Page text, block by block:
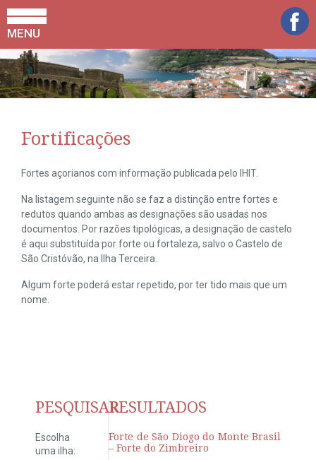
MENU
Fortificações
Fortes açorianos com informação publicada pelo IHIT.
Na listagem seguinte não se faz a distinção entre fortes e
redutos quando ambas as designações são usadas nos
documentos. Por razões tipológicas, a designação de castelo
é aqui substituída por forte ou fortaleza, salvo o Castelo de
São Cristóvão, na Ilha Terceira.
Algum forte poderá estar repetido, por ter tido mais que um
nome.
PESQUISAR
Escolha
uma ilha:
RESULTADOS
Forte de São Diogo do Monte Brasil
– Forte do Zimbreiro